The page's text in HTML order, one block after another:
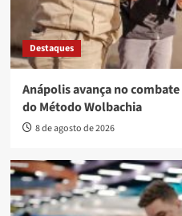
Destaques
Anápolis avança no
do Método Wolbachia
8 de agosto de 2026